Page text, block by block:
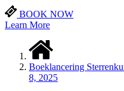
BOOK NOW
Learn More
Boeklancering
8, 2025